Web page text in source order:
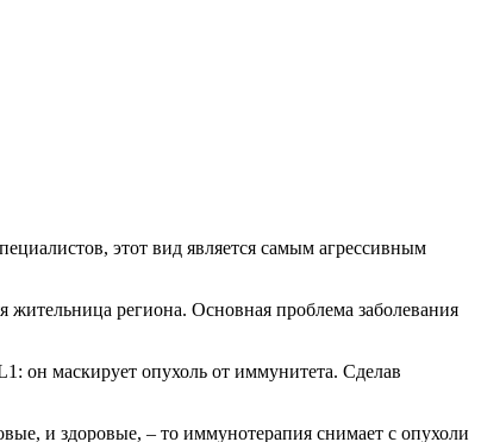
этот вид является самым агрессивным
жительница региона. Основная проблема заболевания
он маскирует опухоль от иммунитета. Сделав
и здоровые, – то иммунотерапия снимает с опухоли